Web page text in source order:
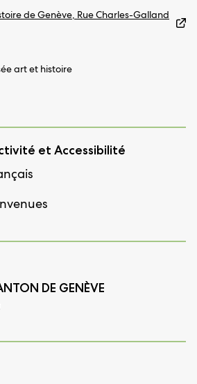
de Genève, Rue Charles-Galland
art et histoire
et Accessibilité
DE GENÈVE